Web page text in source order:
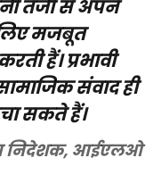
तेजी से अपने
मजबूत
हैं। प्रभावी
संवाद ही
सकते हैं।
निदेशक, आईएलओ